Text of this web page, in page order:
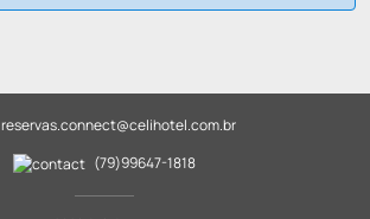
reservas.connect@celihotel.com.br
(79)99647-1818